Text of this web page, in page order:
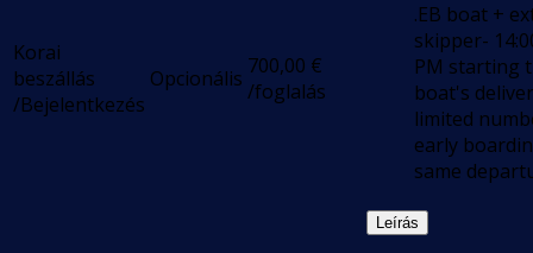
Korai
beszállás
/Bejelentkezés
Opcionális 700,00 €
/foglalás
.EB boat +
skipper-
PM starting
boat's
limited
early
same
Leírás